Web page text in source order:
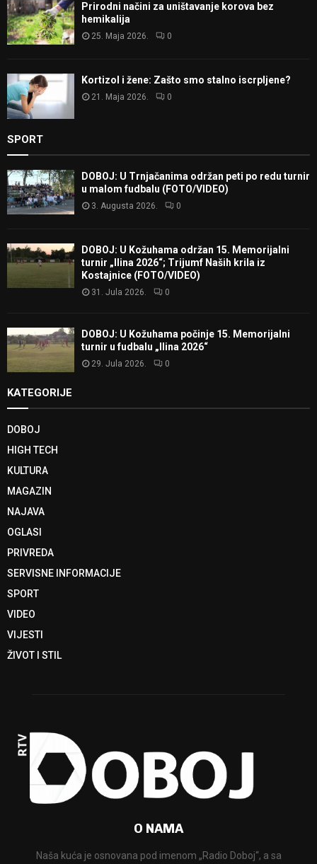
Prirodni načini za uništavanje korova bez
hemikalija
25. Maja 2026. 0
Kortizol i žene: Zašto smo stalno iscrpljene?
21. Maja 2026. 0
SPORT
DOBOJ: U Trnjačanima održan peti po redu turnir
u malom fudbalu (FOTO/VIDEO)
3. Augusta 2026. 0
DOBOJ: U Kožuhama održan 15. Memorijalni
turnir „Ilina 2026“; Trijumf Naših krila iz
Kostajnice (FOTO/VIDEO)
31. Jula 2026. 0
DOBOJ: U Kožuhama počinje 15. Memorijalni
turnir u fudbalu „Ilina 2026“
29. Jula 2026. 0
KATEGORIJE
DOBOJ
HIGH TECH
KULTURA
MAGAZIN
NAJAVA
OGLASI
PRIVREDA
SERVISNE INFORMACIJE
SPORT
VIDEO
VIJESTI
ŽIVOT I STIL
O NAMA
Naša kuća je osnovana pod imenom „Radio Doboj“, a sa